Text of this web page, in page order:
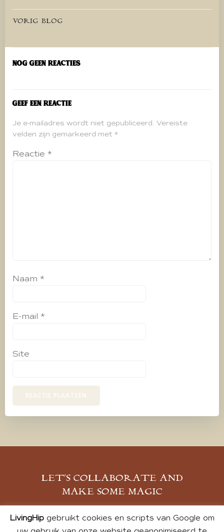
Bericht
navigatie
VORIG BLOG
Nog geen reacties
Geef een reactie
Je e-mailadres wordt niet gepubliceerd. Vereiste
velden zijn gemarkeerd met *
Reactie *
Naam *
E-mail *
Site
LET’S COLLABORATE AND
MAKE SOME MAGIC
MELD JE AAN
LivingHipgebruikt cookies en scripts van Google om